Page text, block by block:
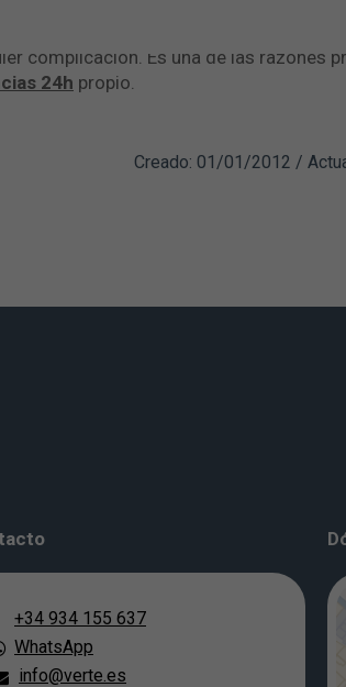
de glaucoma el ojo puede
suave como el paracetamol, es un
complicación. Es una de las razones
24h propio.
Creado: 01/01/2012 /
+34 934 155 637
WhatsApp
info@verte.es